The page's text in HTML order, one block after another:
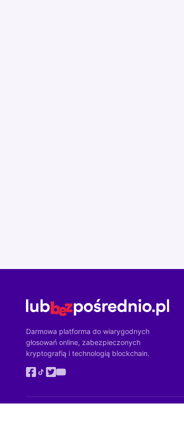
Darmowa platforma do wiarygodnych
głosowań online, zabezpieczonych
kryptografią i technologią blockchain.